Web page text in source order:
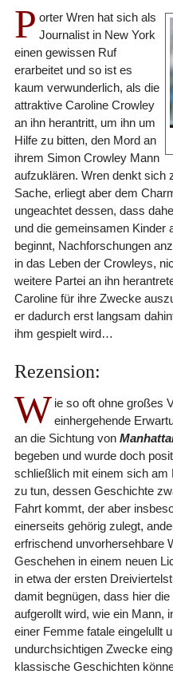
P orter Wren hat sich als
Journalist in New York
einen gewissen Ruf
erarbeitet und so ist es
kaum verwunderlich, als die
attraktive Caroline Crowley
an ihn herantritt, um ihn um
Hilfe zu bitten, den Mord an
ihrem Simon Crowley Mann
aufzuklären. Wren denkt sich
Sache, erliegt aber dem
ungeachtet dessen, dass
und die gemeinsamen Kinder
beginnt, Nachforschungen
in das Leben der Crowleys,
weitere Partei an ihn
Caroline für ihre Zwecke
er dadurch erst langsam
ihm gespielt wird…
Rezension:
W ie so oft ohne großes
einhergehende
an die Sichtung von
begeben und wurde doch
schließlich mit einem sich am
zu tun, dessen Geschichte
Fahrt kommt, der aber
einerseits gehörig zulegt,
erfrischend unvorhersehbare
Geschehen in einem neuen
in etwa der ersten
damit begnügen, dass hier
aufgerollt wird, wie ein Mann,
einer Femme fatale eingelullt
undurchsichtigen Zwecke
klassische Geschichten